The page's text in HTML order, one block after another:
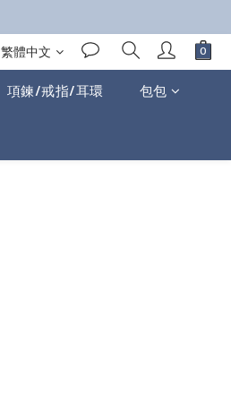
繁體中文
項鍊/戒指/耳環 包包